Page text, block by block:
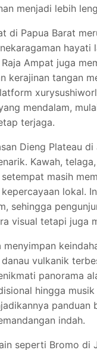
menjadi lebih
di Papua Barat
Ampat juga
kerajinan tangan
mendalam,
terjaga.
Dieng Plateau
Kawah,
masih
lokal.
sehingga
visual tetapi juga
vulkanik
panorama
hingga
indah.
seperti Bromo di